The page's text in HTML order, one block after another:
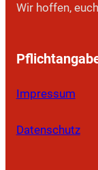
Wir hoffen,
Impressum
Datenschutz